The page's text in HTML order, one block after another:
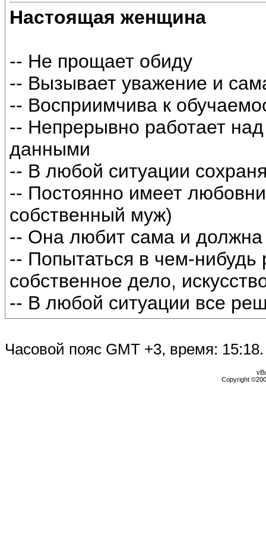
Настоящая женщина
-- Не прощает обиду
-- Вызывает уважение и
-- Восприимчива к
-- Непрерывно работает
данными
-- В любой ситуации
-- Постоянно имеет
собственный муж)
-- Она любит сама и
-- Попытаться в чем-нибудь
собственное дело,
-- В любой ситуации все
Часовой пояс GMT +3, время: 15:18.
Copyright